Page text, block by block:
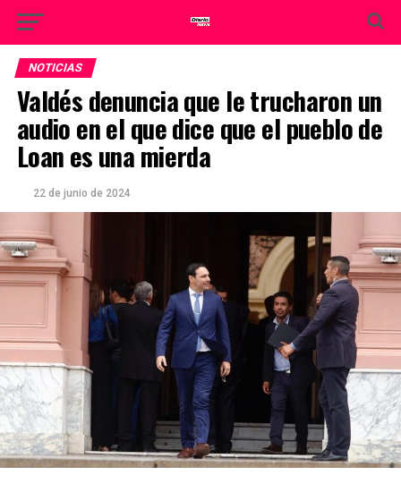
NOTICIAS
Valdés denuncia que le trucharon un
audio en el que dice que el pueblo de
Loan es una mierda
22 de junio de 2024